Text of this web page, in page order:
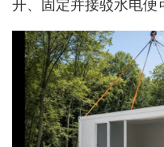
开、固定并接驳水电便